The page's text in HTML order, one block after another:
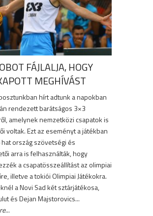
FÁJLALJA, HOGY
MEGHÍVÁST
hírt adtunk a napokban
rendezett barátságos 3×3
amelynek nemzetközi csapatok is
voltak. Ezt az eseményt a játékban
ország szövetségi és
arra is felhasználták, hogy
a csapatösszeállítást az olimpiai
illetve a tokiói Olimpiai Játékokra.
a Novi Sad két sztárjátékosa,
és Dejan Majstorovics...
...